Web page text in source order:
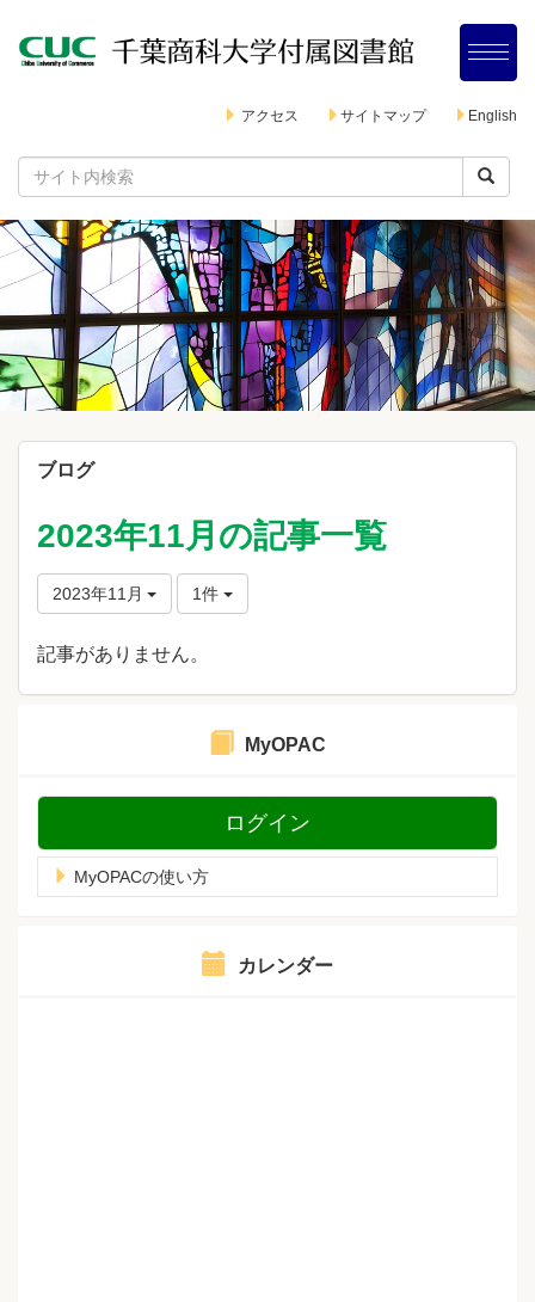
アクセス サイトマップ English
ブログ
2023年11月の記事一覧
2023年11月 1件
記事がありません。
MyOPAC
ログイン
MyOPACの使い方
カレンダー